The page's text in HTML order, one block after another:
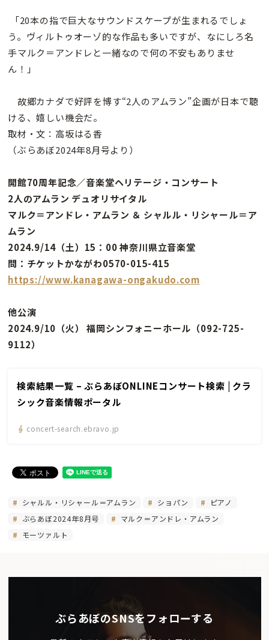
「20本の指で巨大なサウンドスケープが生まれるでしょ
う。ヴィルトゥオーゾ的な作品も多いですが、なにしろ名
手マルク＝アンドレと一緒なので何の不安もありませ
ん！」
故郷カナダで好評を博す“2人のアムラン”企画が日本で聴
ける、嬉しい機会だ。
取材・文：高坂はる香
（ぶらあぼ2024年8月号より）
開館70周年記念／音楽堂ヘリテージ・コンサート
2人のアムラン デュオリサイタル
マルク＝アンドレ・アムラン ＆ シャルル・リシャール＝ア
ムラン
2024.9/14（土）15：00 神奈川県立音楽堂
問：チケットかながわ0570-015-415
https://www.kanagawa-ongakudo.com
他公演
2024.9/10（火） 福岡シンフォニーホール（092-725-
9112）
検索結果一覧 – ぶらあぼONLINEコンサート検索 | クラ
シック音楽情報ポータル
concert-search.ebravo.jp
シャルル・リシャール＝アムラン ショパン
ピアノ
ぶらあぼ2024年8月号
マルク＝アンドレ・アムラン
モーツァルト
ぶらあぼのSNSをフォローする